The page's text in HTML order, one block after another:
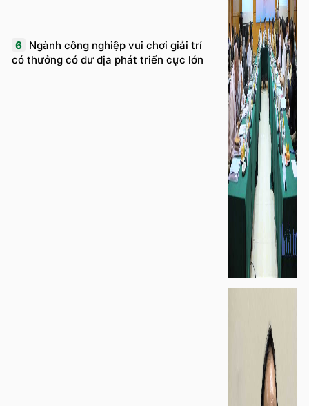
6 Ngành công nghiệp vui chơi giải trí
có thưởng có dư địa phát triển cực lớn